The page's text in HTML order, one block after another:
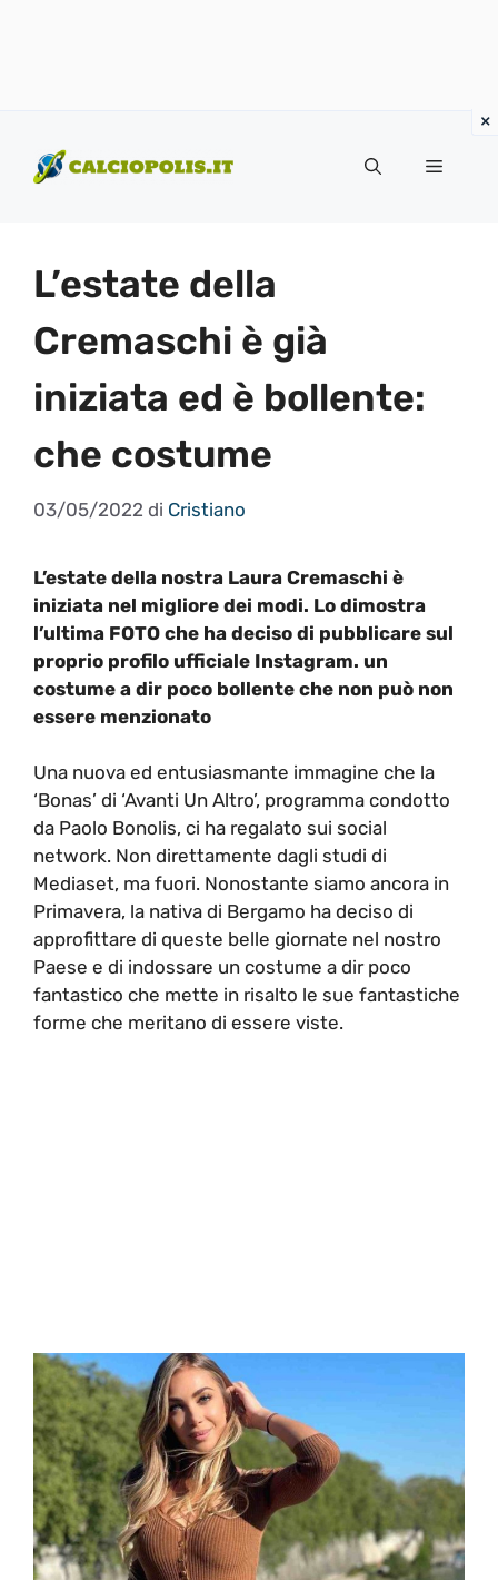
contenuto
Menu
L’estate della
Cremaschi è già
iniziata ed è bollente:
che costume
03/05/2022 di Cristiano
L’estate della nostra Laura Cremaschi è
iniziata nel migliore dei modi. Lo dimostra
l’ultima FOTO che ha deciso di pubblicare sul
proprio profilo ufficiale Instagram. un
costume a dir poco bollente che non può non
essere menzionato
Una nuova ed entusiasmante immagine che la
‘Bonas’ di ‘Avanti Un Altro’, programma condotto
da Paolo Bonolis, ci ha regalato sui social
network. Non direttamente dagli studi di
Mediaset, ma fuori. Nonostante siamo ancora in
Primavera, la nativa di Bergamo ha deciso di
approfittare di queste belle giornate nel nostro
Paese e di indossare un costume a dir poco
fantastico che mette in risalto le sue fantastiche
forme che meritano di essere viste.